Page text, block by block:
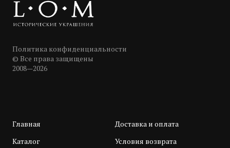
Политика конфиденциальности
© Все права защищены
2008—2026
Главная
Каталог
Доставка и оплата
Условия возврата